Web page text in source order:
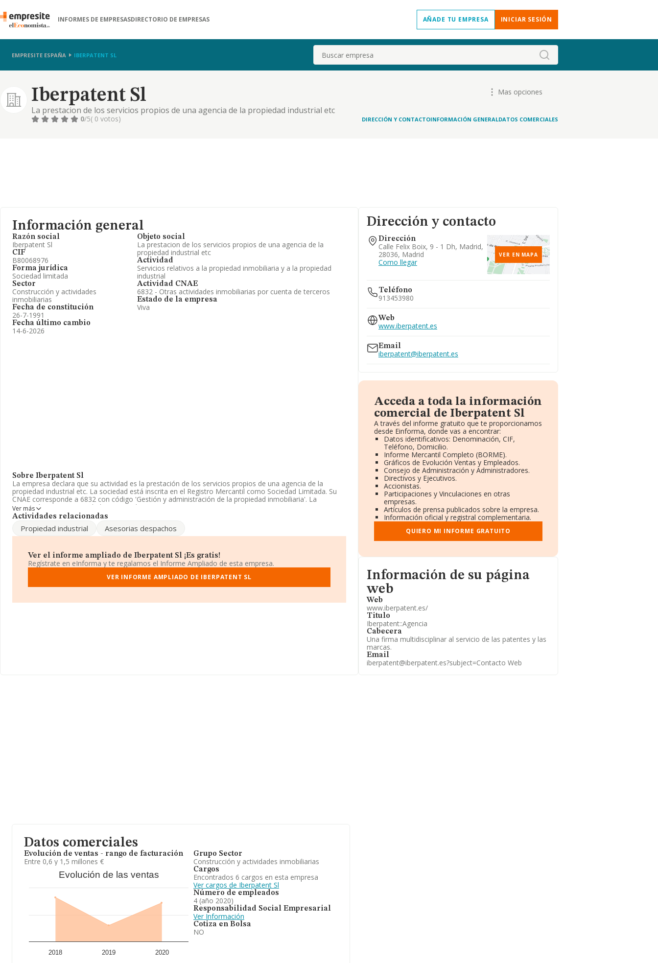
INFORMES DE EMPRESASDIRECTORIO DE EMPRESAS AÑADE TU EMPRESA INICIAR SESIÓN
EMPRESITE ESPAÑA IBERPATENT SL Buscar
Iberpatent Sl
La prestacion de los servicios propios de una agencia de la propiedad industrial etc
Mas opciones
0/5( 0 votos) DIRECCIÓN Y CONTACTOINFORMACIÓN GENERALDATOS COMERCIALES
Información general
Razón social
Iberpatent Sl
CIF
B80068976
Forma jurídica
Sociedad limitada
Sector
Construcción y actividades
inmobiliarias
Fecha de constitución
26-7-1991
Fecha último cambio
14-6-2026
Objeto social
La prestacion de los servicios propios de una agencia de la
propiedad industrial etc
Actividad
Servicios relativos a la propiedad inmobiliaria y a la propiedad
industrial
Actividad CNAE
6832 - Otras actividades inmobiliarias por cuenta de terceros
Estado de la empresa
Viva
Sobre Iberpatent Sl
La empresa declara que su actividad es la prestación de los servicios propios de una agencia de la
propiedad industrial etc. La sociedad está inscrita en el Registro Mercantil como Sociedad Limitada. Su
CNAE corresponde a 6832 con código 'Gestión y administración de la propiedad inmobiliaria'. La
compañía no tiene actividad en mercados exteriores.
estado por encima de la media de sector.
iberpatent@iberpatent.es. Puedes visitar su sitio web: www.iberpatent.es
La empresa españolaIberpatent S.L, con CIF B80068976, está situada en Calle Felix Boix núm. 9 1 Dh,
ámbito nacional alcanza los 5.913 millones de euros y en 2020 la media de facturación de ventas entre
Ver más
Actividades relacionadas
Propiedad industrial Asesorias despachos
Ver el informe ampliado de Iberpatent Sl ¡Es gratis!
Regístrate en eInforma y te regalamos el Informe Ampliado de esta empresa.
VER INFORME AMPLIADO DE IBERPATENT SL
Dirección y contacto
Dirección
Calle Felix Boix, 9 - 1 Dh, Madrid,
28036, Madrid
Como llegar
VER EN MAPA
Teléfono
913453980
Web
www.iberpatent.es
Email
iberpatent@iberpatent.es
Acceda a toda la información
comercial de Iberpatent Sl
A través del informe gratuito que te proporcionamos
desde Einforma, donde vas a encontrar:
Datos identificativos: Denominación, CIF,
Teléfono, Domicilio.
Informe Mercantil Completo (BORME).
Gráficos de Evolución Ventas y Empleados.
Consejo de Administración y Administradores.
Directivos y Ejecutivos.
Accionistas.
Participaciones y Vinculaciones en otras
empresas.
Artículos de prensa publicados sobre la empresa.
Información oficial y registral complementaria.
QUIERO MI INFORME GRATUITO
Informacion de su página web
Información de su página
web
Web
www.iberpatent.es/
Titulo
Iberpatent::Agencia
Cabecera
Una firma multidisciplinar al servicio de las patentes y las
marcas.
Email
iberpatent@iberpatent.es?subject=Contacto Web
Datos comerciales
Evolución de ventas - rango de facturación
Entre 0,6 y 1,5 millones €
Evolución de las ventas
2018 2019 2020
Grupo Sector
Construcción y actividades inmobiliarias
Cargos
Encontrados 6 cargos en esta empresa
Ver cargos de Iberpatent Sl
Número de empleados
4 (año 2020)
Responsabilidad Social Empresarial
Ver Información
Cotiza en Bolsa
NO